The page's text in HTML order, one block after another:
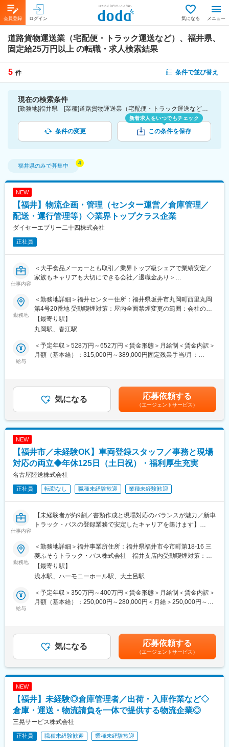
会員登録 ログイン 気になる メニュー
道路貨物運送業（宅配便・トラック運送など）、福井県、
固定給25万円以上 の転職・求人検索結果
5 件 条件で並び替え
現在の検索条件
[勤務地]福井県 [業種]道路貨物運送業（宅配便・トラック運送など）-運輸・物流業界 [詳細条件](待遇・福利厚生)固定給25万円以上
条件の変更
新着求人をいつでもチェック
この条件を保存
福井県のみで募集中
NEW
【福井】物流企画・管理（センター運営／倉庫管理／
配送・運行管理等）◇業界トップクラス企業
ダイセーエブリー二十四株式会社
正社員
仕事内容
＜大手食品メーカーとも取引／業界トップ級シェアで業績安定／
家族もキャリアも大切にできる会社／退職金あり＞
■募集背景：
食品物流のリーディングカンパニーとして成長を続ける当社。
さらなる事業拡大と将来の上場を見据え、物流体制を支える中核
人材を募集します。
■業務内容：
ご経験・スキルに応じて、以下いずれかの業務をお任せします。
・運送管理 等
■キャリアパス：
50名規模、将来的には120～300名規模の組織マネジメントに携わ
人：シフト管理、育成、評価
役職が上がるにつれて給与も上がりやすく、シフト制ではありま
すが、キャリアアップに伴い日勤中心の働き方へ移行していく点
■働きやすさ・職場環境：
◇トラブル対応は比較的少なく、指示出し・調整が中心
◇企業規模と安定基盤
品物流という安定分野で、長期的なキャリア形成が可能です。
◇働きやすさ
当社は、チルド食品（冷蔵品）に特化し、年中無休・24時間体制
の配送および物流加工を行っています。
本の「食品流通」を支えることに大きく貢献しております。
営基盤を築いています。生活に密着している商品を扱うため、景
気の波に左右されにくいことが強みです。
安定した経営を続ける当社の次の目標は「上場」すること。
今まさに第二創業期として、新しい展開を迎えようとしていま
会社を自分たちの手で大きくしていく醍醐味と共に、成長を感じ
勤務地
＜勤務地詳細＞福井センター住所：福井県坂井市丸岡町西里丸岡
第4号20番地 受動喫煙対策：屋内全面禁煙変更の範囲：会社の定
める事業所
【最寄り駅】
丸岡駅、春江駅
給与
＜予定年収＞528万円～652万円＜賃金形態＞月給制＜賃金内訳＞
月額（基本給）：315,000円～389,000円固定残業手当/月：
上記年収等の諸条件はモデルであり、年齢・経験・スキルを考慮
の上、選考により決定します。■昇給：年1回■賞与：年2回（7
月、12月）賃金はあくまでも目安の金額であり、選考を通じて上
下する可能性があります。月給(月額)は固定手当を含めた表記で
す。
気になる 応募依頼する
（エージェントサービス）
NEW
【福井市／未経験OK】車両登録スタッフ／事務と現場
対応の両立◆年休125日（土日祝）・福利厚生充実
名古屋陸送株式会社
正社員 転勤なし 職種未経験歓迎 業種未経験歓迎
仕事内容
【未経験者が約9割／書類作成と現場対応のバランスが魅力／新車
トラック・バスの登録業務で安定したキャリアを築けます】
当社の自動車登録業務スタッフとして、新車のトラックやバスな
ど商用車の登録関連業務全般を担当いただきます。書類作成やデ
ータ入力などの事務作業に加え、陸運支局での手続きや車両受
入・検収など現場対応もバランスよく行います。業務知識は入社
後に丁寧に指導しますので、未経験の方も安心してスタートでき
ます。
・車両の受入・検収、キズや付属品のチェック
・ナンバープレートの受領、取り付け
■扱うサービス
新車トラック・バス等の商用車の登録業務とアフターサービスに
勤務地
＜勤務地詳細＞福井事業所住所：福井県福井市今市町第18-16 三
菱ふそうトラック・バス株式会社 福井支店内受動喫煙対策：敷
地内喫煙可能場所あり変更の範囲：会社の定める事業所
【最寄り駅】
浅水駅、ハーモニーホール駅、大土呂駅
給与
＜予定年収＞350万円～400万円＜賃金形態＞月給制＜賃金内訳＞
月額（基本給）：250,000円～280,000円＜月給＞250,000円～
歴書・職務経歴書賃金はあくまでも目安の金額であり、選考を通
じて上下する可能性があります。月給(月額)は固定手当を含めた表
記です。
気になる 応募依頼する
（エージェントサービス）
NEW
【福井】未経験◎倉庫管理者／出荷・入庫作業など◇
倉庫・運送・物流請負を一体で提供する物流企業◎
三晃サービス株式会社
正社員 職種未経験歓迎 業種未経験歓迎